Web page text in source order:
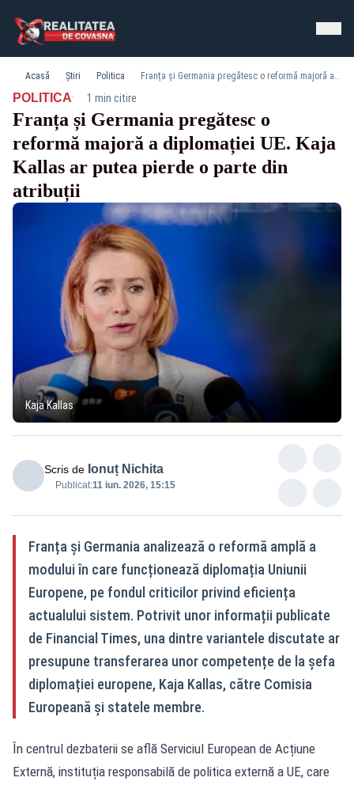
Acasă Știri Politica Franța și Germania pregătesc o reformă majoră a diplomației UE. Kaja Kallas ar putea pierde o parte din atribuții
POLITICA· 1 min citire
Franța și Germania pregătesc o
reformă majoră a diplomației UE. Kaja
Kallas ar putea pierde o parte din
atribuții
Kaja Kallas
Scris de Ionuț Nichita
Publicat:11 iun. 2026, 15:15
Franța și Germania analizează o reformă amplă a
modului în care funcționează diplomația Uniunii
Europene, pe fondul criticilor privind eficiența
actualului sistem. Potrivit unor informații publicate
de Financial Times, una dintre variantele discutate ar
presupune transferarea unor competențe de la șefa
diplomației europene, Kaja Kallas, către Comisia
Europeană și statele membre.
În centrul dezbaterii se află Serviciul European de Acțiune
Externă, instituția responsabilă de politica externă a UE, care